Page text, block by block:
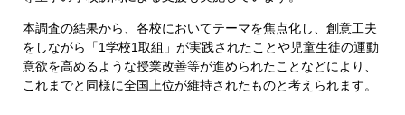
本調査の結果から、各校においてテーマを焦点化し、創意工夫
をしながら「1学校1取組」が実践されたことや児童生徒の運動
意欲を高めるような授業改善等が進められたことなどにより、
これまでと同様に全国上位が維持されたものと考えられます。